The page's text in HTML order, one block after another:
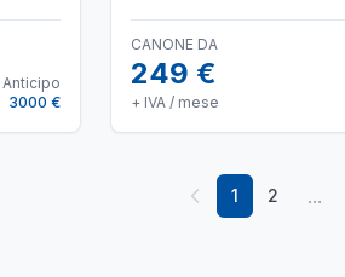
Anticipo
3000 €
CANONE DA
249 €
+ IVA / mese
1 2 ...